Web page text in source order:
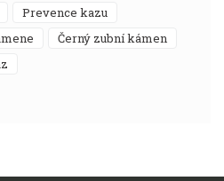
prevence kazu
černý zubní kámen